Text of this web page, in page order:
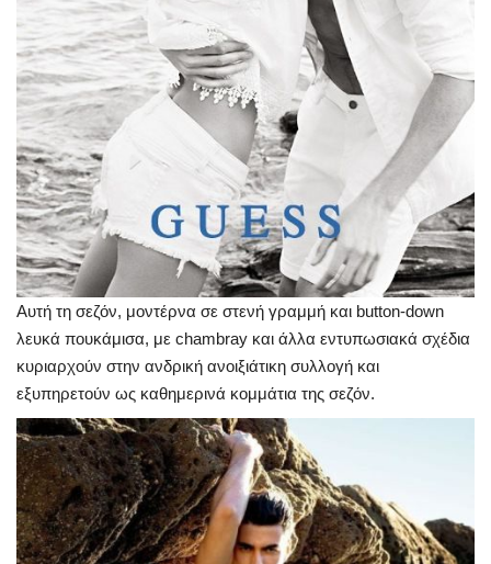
Αυτή τη σεζόν, μοντέρνα σε στενή γραμμή και button‐down
λευκά πουκάμισα, με chambray και άλλα εντυπωσιακά σχέδια
κυριαρχούν στην ανδρική ανοιξιάτικη συλλογή και
εξυπηρετούν ως καθημερινά κομμάτια της σεζόν.